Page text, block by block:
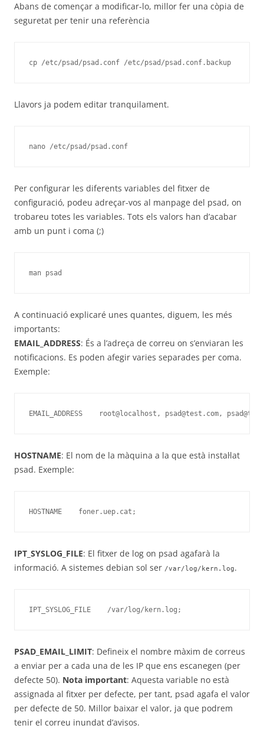
Abans de començar a modificar-lo, millor fer una còpia de
seguretat per tenir una referència
cp /etc/psad/psad.conf /etc/psad/psad.conf.backup
Llavors ja podem editar tranquilament.
nano /etc/psad/psad.conf
Per configurar les diferents variables del fitxer de
configuració, podeu adreçar-vos al manpage del psad, on
trobareu totes les variables. Tots els valors han d’acabar
amb un punt i coma (;)
man psad
A continuació explicaré unes quantes, diguem, les més
importants:
EMAIL_ADDRESS: És a l’adreça de correu on s’enviaran les
notificacions. Es poden afegir varies separades per coma.
Exemple:
EMAIL_ADDRESS    root@localhost, psad@test.com,
HOSTNAME: El nom de la màquina a la que està instal·lat
psad. Exemple:
HOSTNAME    foner.uep.cat;
IPT_SYSLOG_FILE: El fitxer de log on psad agafarà la
informació. A sistemes debian sol ser /var/log/kern.log.
IPT_SYSLOG_FILE    /var/log/kern.log;
PSAD_EMAIL_LIMIT: Defineix el nombre màxim de correus
a enviar per a cada una de les IP que ens escanegen (per
defecte 50). Nota important: Aquesta variable no està
assignada al fitxer per defecte, per tant, psad agafa el valor
per defecte de 50. Millor baixar el valor, ja que podrem
tenir el correu inundat d’avisos.